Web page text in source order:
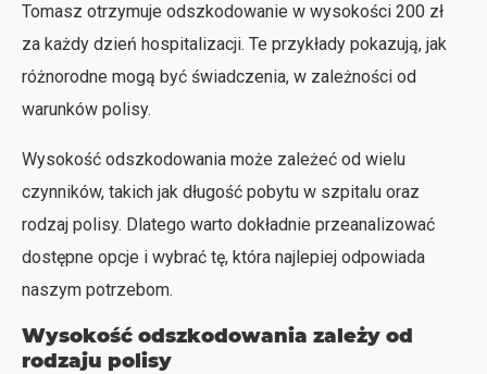
Tomasz otrzymuje odszkodowanie w wysokości 200 zł
za każdy dzień hospitalizacji. Te przykłady pokazują, jak
różnorodne mogą być świadczenia, w zależności od
warunków polisy.
Wysokość odszkodowania może zależeć od wielu
czynników, takich jak długość pobytu w szpitalu oraz
rodzaj polisy. Dlatego warto dokładnie przeanalizować
dostępne opcje i wybrać tę, która najlepiej odpowiada
naszym potrzebom.
Wysokość odszkodowania zależy od
rodzaju polisy